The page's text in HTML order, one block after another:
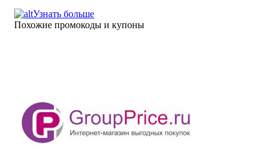
Узнать больше
Похожие промокоды и купоны